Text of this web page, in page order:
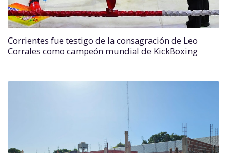
Corrientes fue testigo de la consagración de Leo
Corrales como campeón mundial de KickBoxing